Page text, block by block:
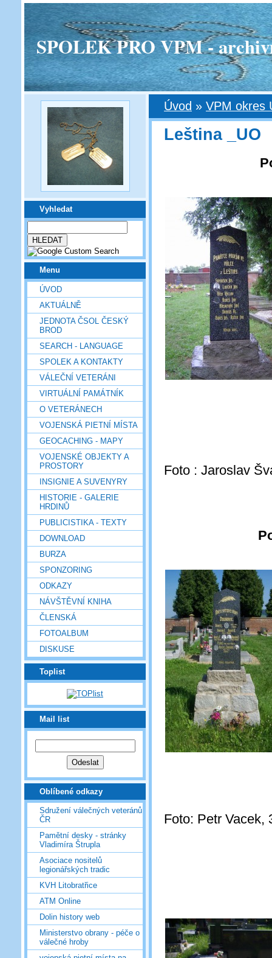
SPOLEK PRO VPM -
Vyhledat
Menu
ÚVOD
AKTUÁLNĚ
JEDNOTA ČSOL ČESKÝ
BROD
SEARCH - LANGUAGE
SPOLEK A KONTAKTY
VÁLEČNÍ VETERÁNI
VIRTUÁLNÍ PAMÁTNÍK
O VETERÁNECH
VOJENSKÁ PIETNÍ MÍSTA
GEOCACHING - MAPY
VOJENSKÉ OBJEKTY A
PROSTORY
INSIGNIE A SUVENYRY
HISTORIE - GALERIE
HRDINŮ
PUBLICISTIKA - TEXTY
DOWNLOAD
BURZA
SPONZORING
ODKAZY
NÁVŠTĚVNÍ KNIHA
ČLENSKÁ
FOTOALBUM
DISKUSE
Toplist
Mail list
Oblíbené odkazy
Sdružení válečných veteránů
ČR
Pamětní desky - stránky
Vladimíra Štrupla
Asociace nositelů
legionářských tradic
KVH Litobratřice
ATM Online
Dolin history web
Ministerstvo obrany - péče o
válečné hroby
Úvod » VPM okres
Leština _UO
Foto : Jaroslav
Foto: Petr Vacek,